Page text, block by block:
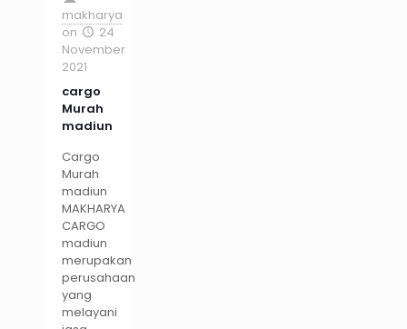
makharya
on
24
November
2021
cargo
Murah
madiun
Cargo
Murah
madiun
MAKHARYA
CARGO
madiun
merupakan
perusahaan
yang
melayani